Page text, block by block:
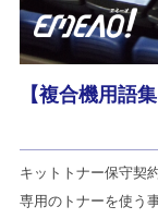
【複合機用語
キットトナー保守契
専用のトナーを使う